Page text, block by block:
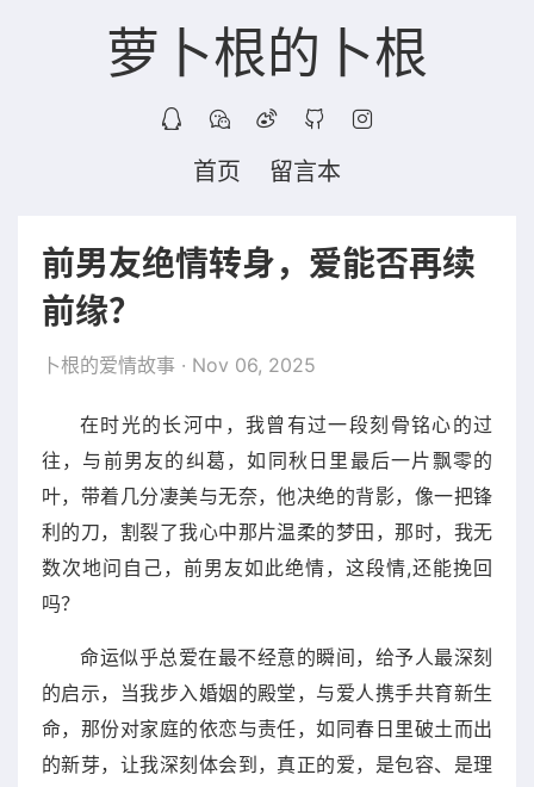
萝卜根的卜根
首页 留言本
前男友绝情转身，爱能否再续
前缘？
卜根的爱情故事 · Nov 06, 2025
在时光的长河中，我曾有过一段刻骨铭心的过
往，与前男友的纠葛，如同秋日里最后一片飘零的
叶，带着几分凄美与无奈，他决绝的背影，像一把锋
利的刀，割裂了我心中那片温柔的梦田，那时，我无
数次地问自己，前男友如此绝情，这段情,还能挽回
吗？
命运似乎总爱在最不经意的瞬间，给予人最深刻
的启示，当我步入婚姻的殿堂，与爱人携手共育新生
命，那份对家庭的依恋与责任，如同春日里破土而出
的新芽，让我深刻体会到，真正的爱，是包容、是理